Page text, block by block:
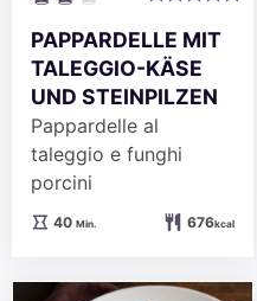
PAPPARDELLE MIT
TALEGGIO-KÄSE
UND STEINPILZEN
Pappardelle al
taleggio e funghi
porcini
40Minuten
Min. 676kcal